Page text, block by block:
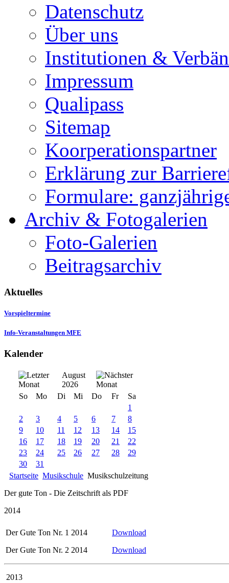
Datenschutz
Über uns
Institutionen &
Impressum
Qualipass
Sitemap
Koorperationspartner
Erklärung zur
Formulare:
Archiv & Fotogalerien
Foto-Galerien
Beitragsarchiv
Aktuelles
Vorspieltermine
Info-Veranstaltungen MFE
Kalender
August
2026
So
Mo Di Mi Do Fr
Sa
1
2
3 4 5 6 7
8
9
10 11 12 13 14
15
16
17 18 19 20 21
22
23
24 25 26 27 28
29
30
31
Startseite Musikschule Musikschulzeitung
Der gute Ton - Die Zeitschrift als PDF
2014
Der Gute Ton Nr. 1 2014
Download
Der Gute Ton Nr. 2 2014
Download
2013